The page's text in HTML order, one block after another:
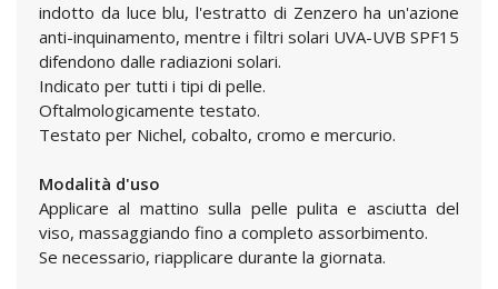
indotto da luce blu, l'estratto di Zenzero ha un'azione
anti-inquinamento, mentre i filtri solari UVA-UVB SPF15
difendono dalle radiazioni solari.
Indicato per tutti i tipi di pelle.
Oftalmologicamente testato.
Testato per Nichel, cobalto, cromo e mercurio.
Modalità d'uso
Applicare al mattino sulla pelle pulita e asciutta del
viso, massaggiando fino a completo assorbimento.
Se necessario, riapplicare durante la giornata.